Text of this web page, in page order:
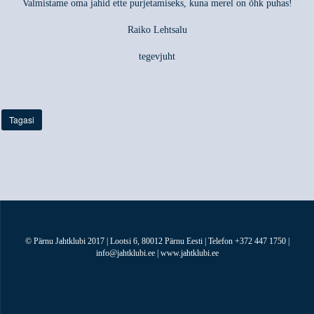
Valmistame oma jahid ette purjetamiseks, kuna merel on õhk puhas!
Raiko Lehtsalu
tegevjuht
Tagasi
© Pärnu Jahtklubi 2017 | Lootsi 6, 80012 Pärnu Eesti | Telefon +372 447 1750 |
info@jahtklubi.ee | www.jahtklubi.ee